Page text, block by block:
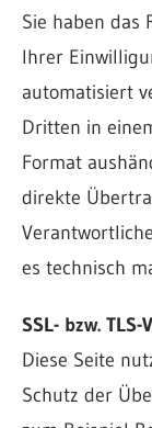
Sie haben das
Ihrer
automatisiert
Dritten in
Format
direkte
es technisch
SSL- bzw.
Diese Seite
Schutz der